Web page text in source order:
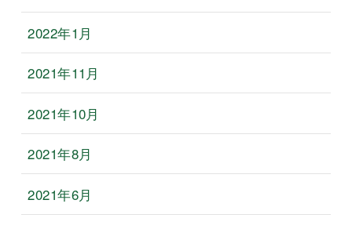
2022年1月
2021年11月
2021年10月
2021年8月
2021年6月